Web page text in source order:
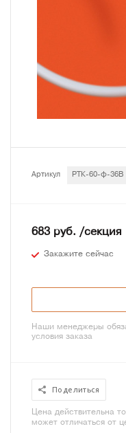
Артикул РТК-60-ф-36В
683 руб. /секция
Закажите сейчас
Наши менеджеры
условия заказа
Поделиться
Цена действительна
может отличаться от